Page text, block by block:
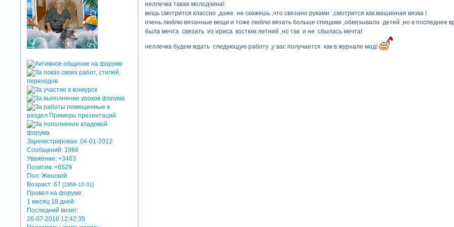
Зарегистрирован: 04-01-2012
Сообщений: 1966
Уважение: +3463
Позитив: +6529
Пол: Женский
Возраст: 67[1958-12-31]
Провел на форуме:
1 месяц 18 дней
Последний визит:
26-07-2016 12:42:35
неллечка такая молодчина!
вещь смотрится классно ,даже не скажешь ,что связано руками ,смотрится как машинная вязка !
очень люблю вязанные вещи и тоже люблю вязать больше спицами ,обвязывала детей ,но в последнее
была мечта связать из ириса костюм летний ,но так и не сбылась мечта!
неллечка будем ждать следующую работу ,у вас получается как в журнале мод!